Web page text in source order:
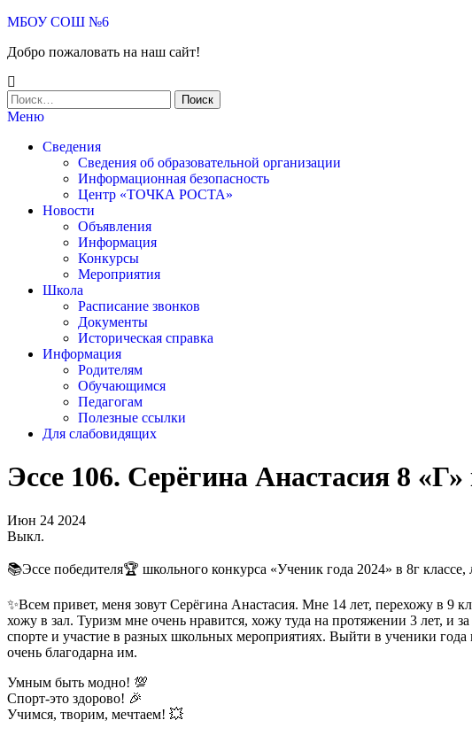
Skip
the
МБОУ СОШ №6
Добро пожаловать на наш сайт!
Найти:
Меню
Сведения
Сведения об образовательной организации
Информационная безопасность
Центр «ТОЧКА РОСТА»
Новости
Объявления
Информация
Конкурсы
Мероприятия
Школа
Расписание звонков
Документы
Историческая справка
Информация
Родителям
Обучающимся
Педагогам
Полезные ссылки
Для слабовидящих
Эссе 106. Серёгина Анастасия 8 «Г»
Июн 24 2024
Выкл.
📚Эссе победителя🏆 школьного конкурса «Ученик года 2024» в 8г
✨Всем привет, меня зовут Серёгина Анастасия. Мне 14 лет, перехожу в 9
хожу в зал. Туризм мне очень нравится, хожу туда на протяжении 3 лет, и
спорте и участие в разных школьных мероприятиях. Выйти в ученики
очень благодарна им.
Умным быть модно! 💯
Спорт-это здорово! 🎉
Учимся, творим, мечтаем! 💥